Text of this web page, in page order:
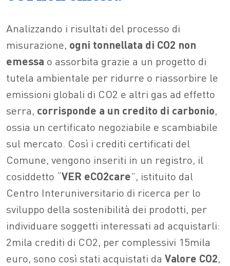
Analizzando i risultati del processo di
misurazione, ogni tonnellata di CO2 non
emessa o assorbita grazie a un progetto di
tutela ambientale per ridurre o riassorbire le
emissioni globali di CO2 e altri gas ad effetto
serra, corrisponde a un credito di carbonio,
ossia un certificato negoziabile e scambiabile
sul mercato. Così i crediti certificati del
Comune, vengono inseriti in un registro, il
cosiddetto “VER eCO2care”, istituito dal
Centro Interuniversitario di ricerca per lo
sviluppo della sostenibilità dei prodotti, per
individuare soggetti interessati ad acquistarli:
2mila crediti di CO2, per complessivi 15mila
euro, sono così stati acquistati da Valore CO2,